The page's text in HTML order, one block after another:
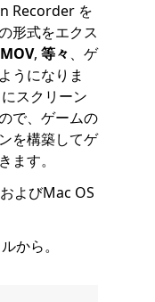
Recorder を
形式をエクス
MOV, 等々、ゲ
うになりま
スクリーン
で、ゲームの
を構築してゲ
ます。
よびMac OS
から。